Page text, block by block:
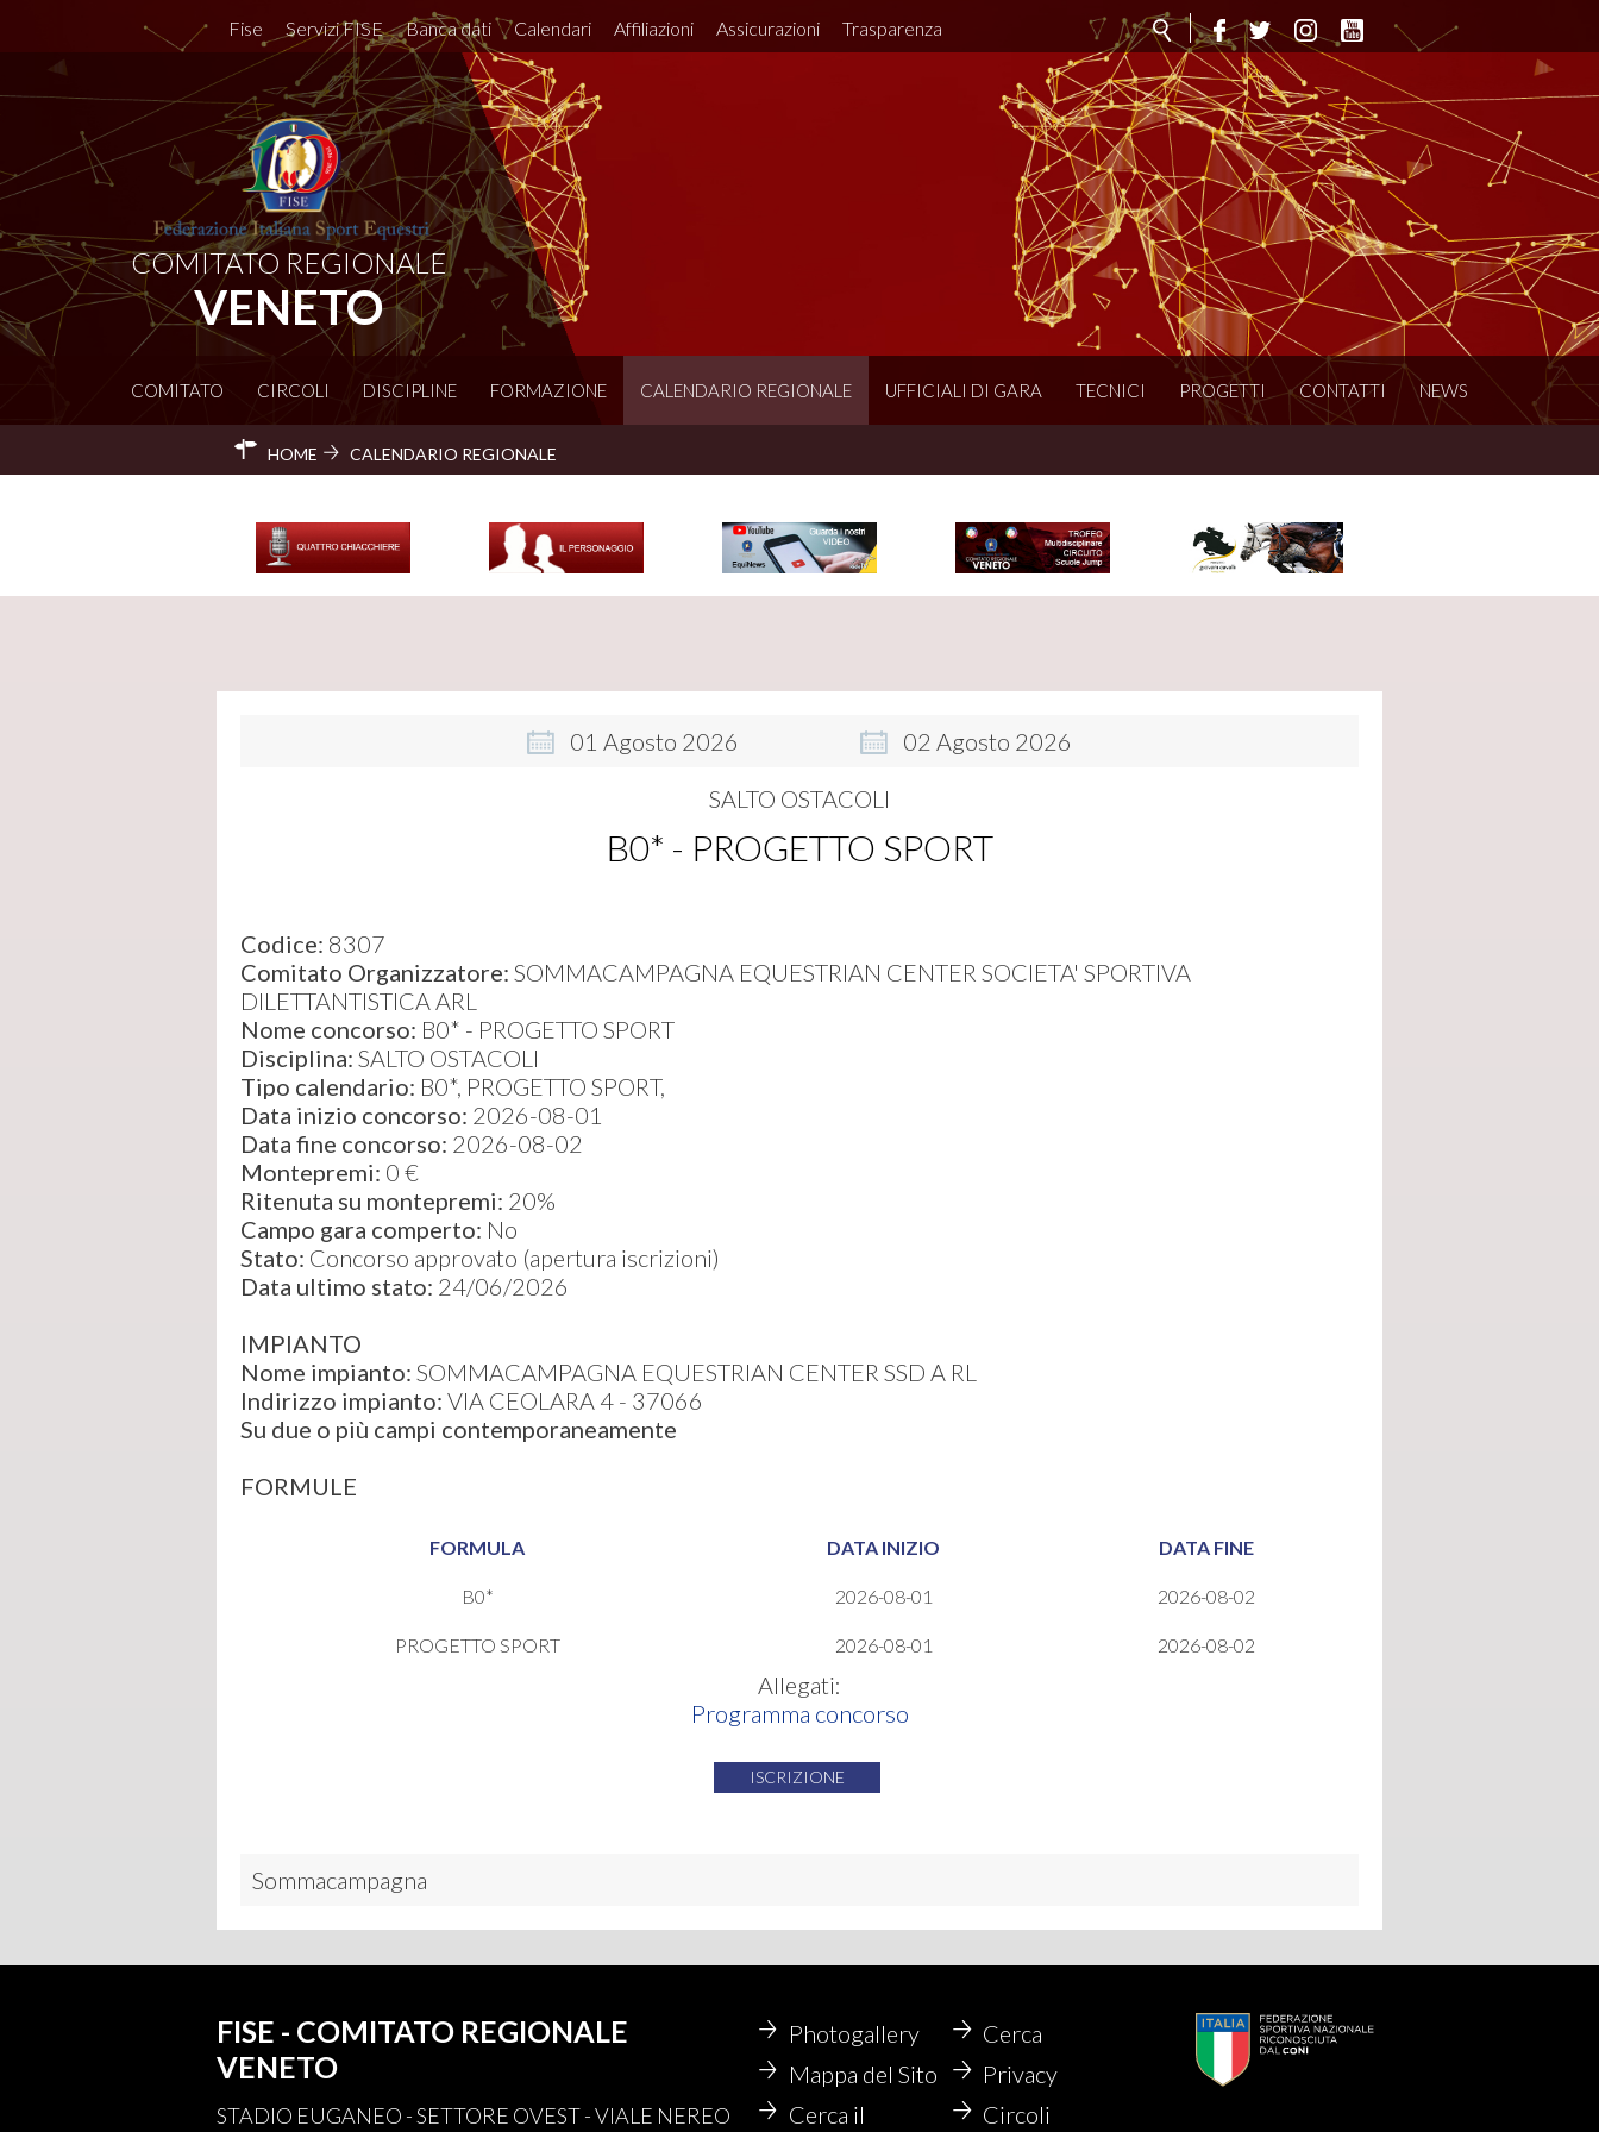
Fise Servizi FISE Banca dati Calendari Affiliazioni Assicurazioni Trasparenza
COMITATO REGIONALE
VENETO
COMITATO CIRCOLI DISCIPLINE FORMAZIONE CALENDARIO REGIONALE UFFICIALI DI GARA TECNICI PROGETTI CONTATTI NEWS
HOME CALENDARIO REGIONALE
01 Agosto 2026 02 Agosto 2026
B0* - PROGETTO SPORT
Codice: 8307
Comitato Organizzatore: SOMMACAMPAGNA EQUESTRIAN CENTER SOCIETA' SPORTIVA
DILETTANTISTICA ARL
Nome concorso: B0* - PROGETTO SPORT
Disciplina: SALTO OSTACOLI
Tipo calendario: B0*, PROGETTO SPORT,
Data inizio concorso: 2026-08-01
Data fine concorso: 2026-08-02
Montepremi: 0 €
Ritenuta su montepremi: 20%
Campo gara comperto: No
Stato: Concorso approvato (apertura iscrizioni)
Data ultimo stato: 24/06/2026
IMPIANTO
Nome impianto: SOMMACAMPAGNA EQUESTRIAN CENTER SSD A RL
Indirizzo impianto: VIA CEOLARA 4 - 37066
Su due o più campi contemporaneamente
FORMULE
FORMULA DATA INIZIO DATA FINE
B0* 2026-08-01 2026-08-02
PROGETTO SPORT 2026-08-01 2026-08-02
Allegati:
Programma concorso
ISCRIZIONE
SALTO OSTACOLI
Sommacampagna
FISE - COMITATO REGIONALE
VENETO
STADIO EUGANEO - SETTORE OVEST - VIALE NEREO
Photogallery
Cerca
Mappa del Sito
Privacy
Cerca il
Circoli